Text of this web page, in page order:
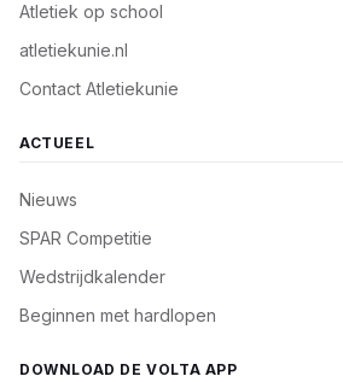
Atletiek op school
atletiekunie.nl
Contact Atletiekunie
ACTUEEL
Nieuws
SPAR Competitie
Wedstrijdkalender
Beginnen met hardlopen
DOWNLOAD DE VOLTA APP